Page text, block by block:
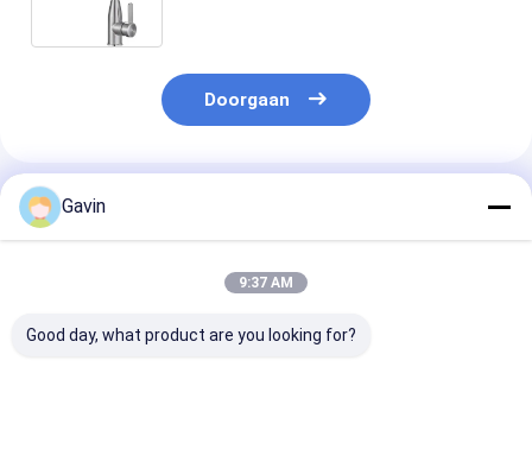
Doorgaan
Geadviseerde Producten
Gavin
9:37 AM
Good day, what product are you looking for?